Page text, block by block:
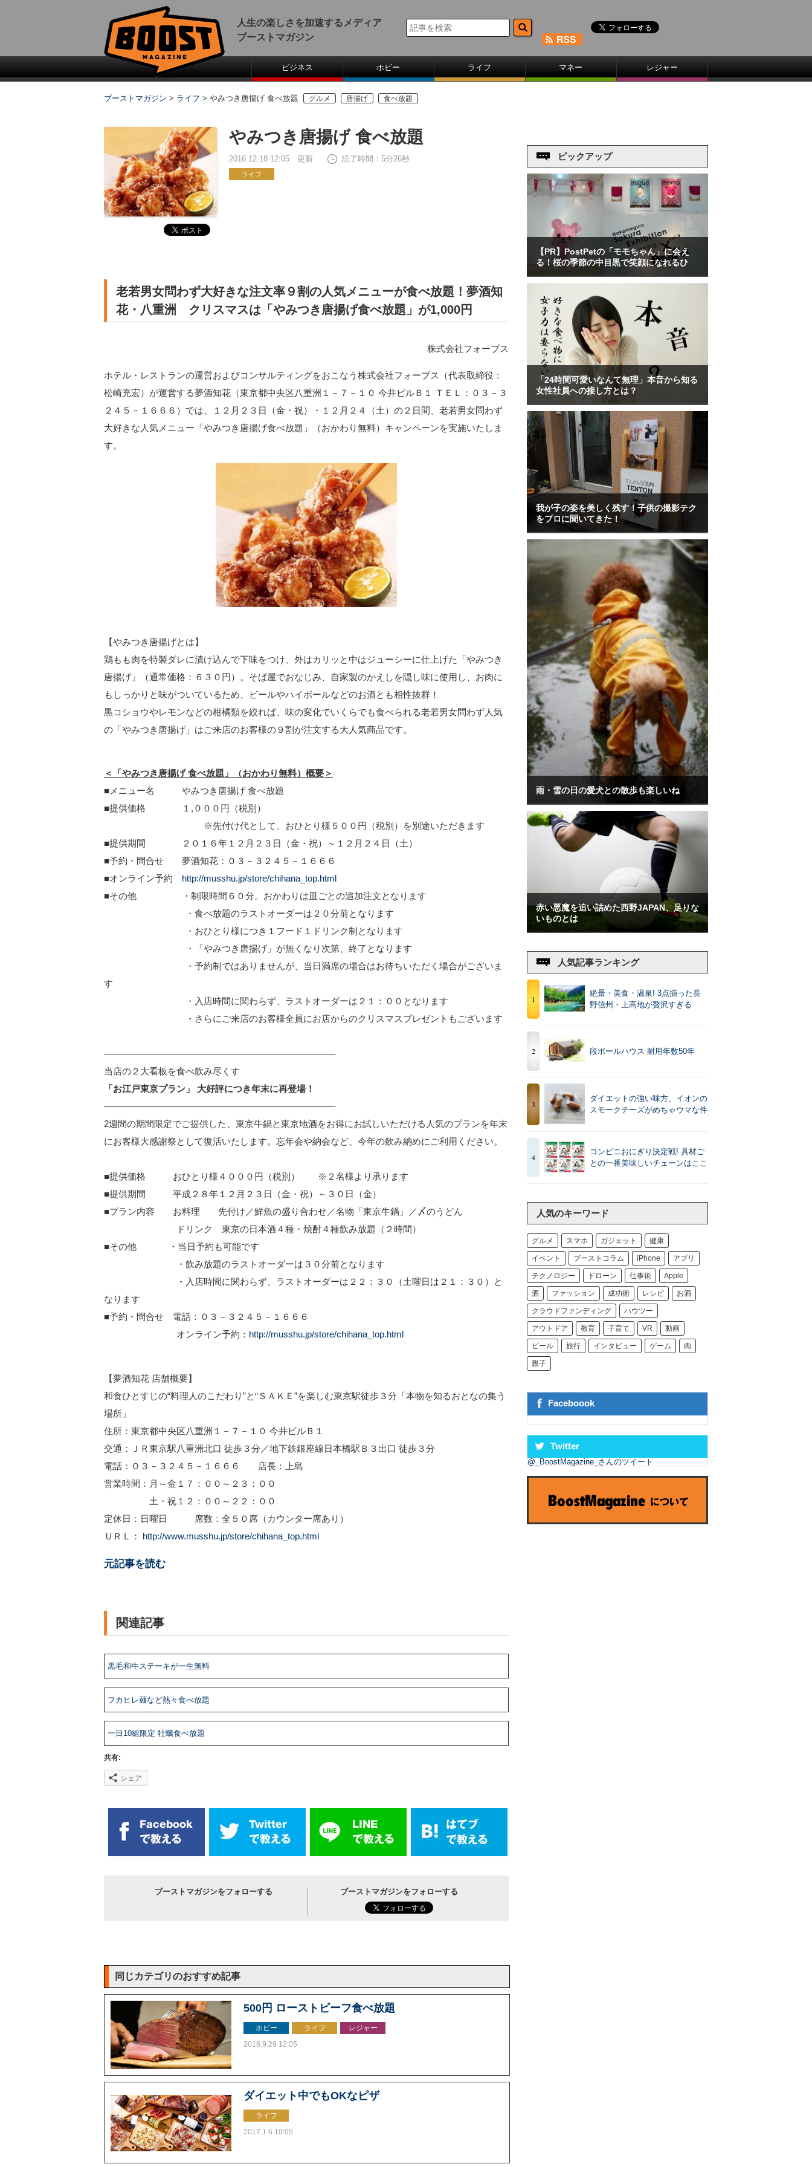
人生の楽しさを加速するメディア
ブーストマガジン
ビジネス ホビー ライフ マネー レジャー
ブーストマガジン > ライフ > やみつき唐揚げ 食べ放題 グルメ 唐揚げ 食べ放題
やみつき唐揚げ 食べ放題
2016.12.18 12:05 更新 読了時間：5分26秒
ライフ
老若男女問わず大好きな注文率９割の人気メニューが食べ放題！夢酒知
花・八重洲 クリスマスは「やみつき唐揚げ食べ放題」が1,000円
株式会社フォーブス
ホテル・レストランの運営およびコンサルティングをおこなう株式会社フォーブス（代表取締役：
松崎充宏）が運営する夢酒知花（東京都中央区八重洲１－７－１０ 今井ビルＢ１ ＴＥＬ：０３－３
２４５－１６６６）では、１２月２３日（金・祝）・１２月２４（土）の２日間、老若男女問わず
大好きな人気メニュー「やみつき唐揚げ食べ放題」（おかわり無料）キャンペーンを実施いたしま
す。
【やみつき唐揚げとは】
鶏もも肉を特製ダレに漬け込んで下味をつけ、外はカリッと中はジューシーに仕上げた「やみつき
唐揚げ」（通常価格：６３０円）。そば屋でおなじみ、自家製のかえしを隠し味に使用し、お肉に
もしっかりと味がついているため、ビールやハイボールなどのお酒とも相性抜群！
黒コショウやレモンなどの柑橘類を絞れば、味の変化でいくらでも食べられる老若男女問わず人気
の「やみつき唐揚げ」はご来店のお客様の９割が注文する大人気商品です。
＜「やみつき唐揚げ 食べ放題」（おかわり無料）概要＞
■メニュー名 やみつき唐揚げ 食べ放題
■提供価格 １,０００円（税別）
※先付け代として、おひとり様５００円（税別）を別途いただきます
■提供期間 ２０１６年１２月２３日（金・祝）～１２月２４日（土）
■予約・問合せ 夢酒知花：０３－３２４５－１６６６
■オンライン予約
http://musshu.jp/store/chihana_top.html
■その他 ・制限時間６０分。おかわりは皿ごとの追加注文となります
・食べ放題のラストオーダーは２０分前となります
・おひとり様につき１フード１ドリンク制となります
・「やみつき唐揚げ」が無くなり次第、終了となります
・予約制ではありませんが、当日満席の場合はお待ちいただく場合がございま
す
・入店時間に関わらず、ラストオーダーは２１：００となります
・さらにご来店のお客様全員にお店からのクリスマスプレゼントもございます
—————————————————————————–
当店の２大看板を食べ飲み尽くす
「お江戸東京プラン」 大好評につき年末に再登場！
—————————————————————————–
2週間の期間限定でご提供した、東京牛鍋と東京地酒をお得にお試しいただける人気のプランを年末
にお客様大感謝祭として復活いたします。忘年会や納会など、今年の飲み納めにご利用ください。
■提供価格 おひとり様４０００円（税別） ※２名様より承ります
■提供期間 平成２８年１２月２３日（金・祝）～３０日（金）
■プラン内容 お料理 先付け／鮮魚の盛り合わせ／名物「東京牛鍋」／〆のうどん
ドリンク 東京の日本酒４種・焼酎４種飲み放題（２時間）
■その他 ・当日予約も可能です
・飲み放題のラストオーダーは３０分前となります
・入店時間に関わらず、ラストオーダーは２２：３０（土曜日は２１：３０）と
なります
■予約・問合せ 電話：０３－３２４５－１６６６
オンライン予約： http://musshu.jp/store/chihana_top.html
【夢酒知花 店舗概要】
和食ひとすじの“料理人のこだわり”と“ＳＡＫＥ”を楽しむ東京駅徒歩３分「本物を知るおとなの集う
場所」
住所：東京都中央区八重洲１－７－１０ 今井ビルＢ１
交通：ＪＲ東京駅八重洲北口 徒歩３分／地下鉄銀座線日本橋駅Ｂ３出口 徒歩３分
電話：０３－３２４５－１６６６ 店長：上島
営業時間：月～金１７：００～２３：００
土・祝１２：００～２２：００
定休日：日曜日 席数：全５０席（カウンター席あり）
ＵＲＬ：
http://www.musshu.jp/store/chihana_top.html
元記事を読む
関連記事
黒毛和牛ステーキが一生無料
フカヒレ麺など熱々食べ放題
一日10組限定 牡蠣食べ放題
共有:
シェア
ブーストマガジンをフォローする ブーストマガジンをフォローする
同じカテゴリのおすすめ記事
500円 ローストビーフ食べ放題
ホビー ライフ
レジャー
2016.9.29 12:05
ダイエット中でもOKなピザ
ライフ
2017.1.6 10:05
ピックアップ
【PR】PostPetの「モモちゃん」に会え
る！桜の季節の中目黒で笑顔になれるひ
「24時間可愛いなんて無理」本音から知る
女性社員への接し方とは？
我が子の姿を美しく残す！子供の撮影テク
をプロに聞いてきた！
雨・雪の日の愛犬との散歩も楽しいね
赤い悪魔を追い詰めた西野JAPAN、足りな
いものとは
人気記事ランキング
1
絶景・美食・温泉! 3点揃った長
野信州・上高地が贅沢すぎる
2 段ボールハウス 耐用年数50年
3
ダイエットの強い味方、イオンの
スモークチーズがめちゃウマな件
4
コンビニおにぎり決定戦! 具材ご
との一番美味しいチェーンはここ
人気のキーワード
グルメ スマホ ガジェット 健康
イベント ブーストコラム iPhone アプリ
テクノロジー ドローン 仕事術 Apple
酒 ファッション 成功術 レシピ お酒
クラウドファンディング ハウツー
アウトドア 教育 子育て VR 動画
ビール 旅行 インタビュー ゲーム 肉
親子
Faceboook
Twitter
@_BoostMagazine_さんのツイート